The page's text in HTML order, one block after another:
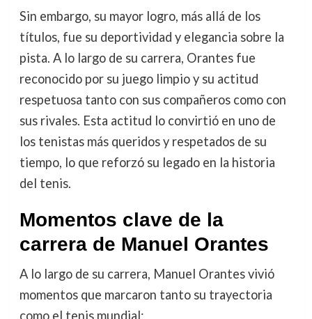
Sin embargo, su mayor logro, más allá de los
títulos, fue su deportividad y elegancia sobre la
pista. A lo largo de su carrera, Orantes fue
reconocido por su juego limpio y su actitud
respetuosa tanto con sus compañeros como con
sus rivales. Esta actitud lo convirtió en uno de
los tenistas más queridos y respetados de su
tiempo, lo que reforzó su legado en la historia
del tenis.
Momentos clave de la
carrera de Manuel Orantes
A lo largo de su carrera, Manuel Orantes vivió
momentos que marcaron tanto su trayectoria
como el tenis mundial: